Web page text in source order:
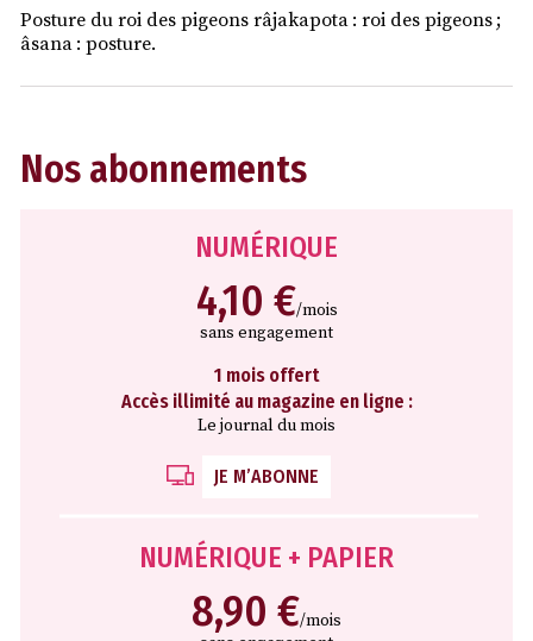
Posture du roi des pigeons râjakapota : roi des pigeons ;
âsana : posture.
Nos abonnements
NUMÉRIQUE
4,10 €/mois
sans engagement
1 mois offert
Accès illimité au magazine en ligne :
Le journal du mois
JE M’ABONNE
NUMÉRIQUE + PAPIER
8,90 €/mois